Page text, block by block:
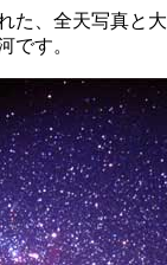
た、全天写真と
です。